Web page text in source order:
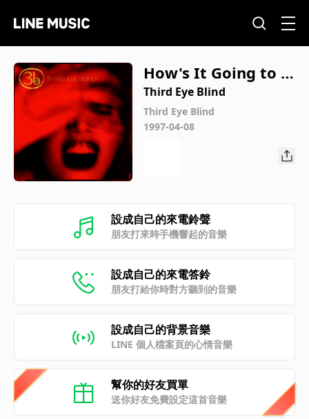
How's It Going to B
e
Third Eye Blind
Third Eye Blind
1997-04-08
設成自己的來電鈴聲
朋友打來時手機響起的音樂
設成自己的來電答鈴
朋友打給你時對方聽到的音樂
設成自己的背景音樂
LINE 個人檔案頁的心情音樂
幫你的好友買單
送你好友免費設定這首音樂